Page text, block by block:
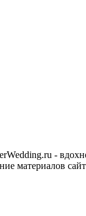
-
материалов